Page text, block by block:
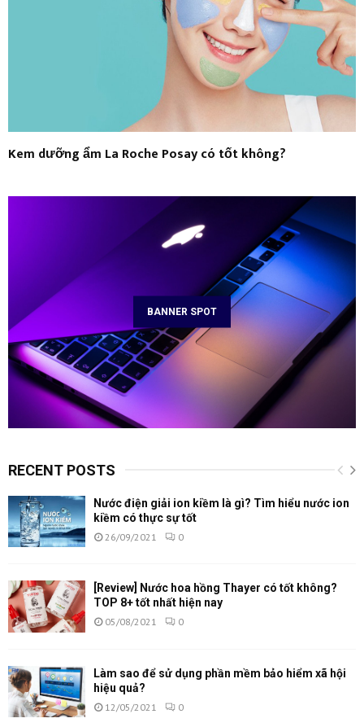
Kem dưỡng ẩm La Roche Posay có tốt không?
BANNER SPOT
RECENT POSTS
Nước điện giải ion kiềm là gì? Tìm hiểu nước ion
kiềm có thực sự tốt
26/09/2021 0
[Review] Nước hoa hồng Thayer có tốt không?
TOP 8+ tốt nhất hiện nay
05/08/2021 0
Làm sao để sử dụng phần mềm bảo hiểm xã hội
hiệu quả?
12/05/2021 0